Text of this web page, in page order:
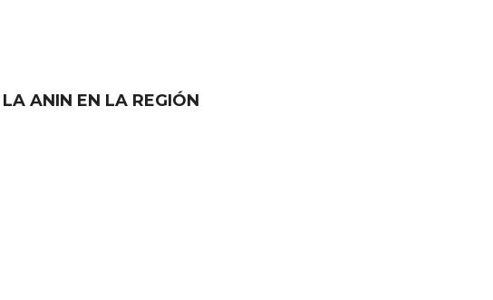
ANIN EN LA REGIÓN